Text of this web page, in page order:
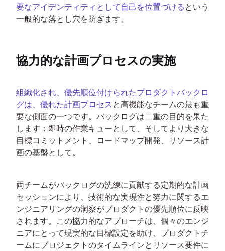
要なアイデンティティとして自己を位置づける という
一般的な落とし穴を防ぎます。
協力的な計画プロセスの実施
組織化され、優先順位付けられたプロダクトバックロ
グは、優れた計画プロセス と高機能なチームの最も重
要な側面の一つです。バックログは二重の目的を果た
します：即時の作業キューとして、そしてより大きな
目標コミットメント、ロードマップ開発、リソース計
画の基盤として。
両チームがバックログの洗練に貢献する定期的な計画
セッションにより、技術的な実現性と努力に関するエ
ンジニアリングの洞察がプロダクトの優先順位に反映
されます。この協力的なアプローチは、個々のエンジ
ニアにとって現実的な目標設定を助け、プロダクトチ
ームにプロジェクトのタイムラインとリソース要件に